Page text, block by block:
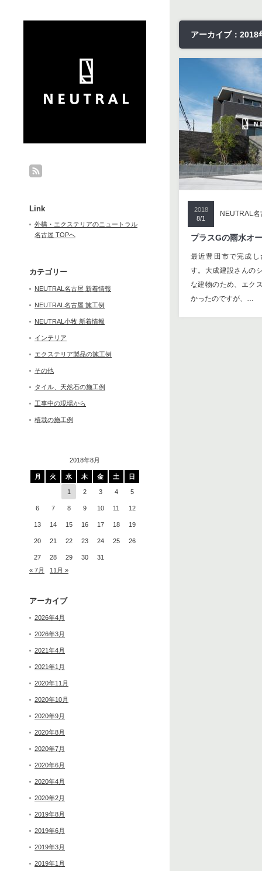
Link
外構・エクステリアのニュートラル
名古屋 TOPへ
カテゴリー
NEUTRAL名古屋 新着情報
NEUTRAL名古屋 施工例
NEUTRAL小牧 新着情報
インテリア
エクステリア製品の施工例
その他
タイル、天然石の施工例
工事中の現場から
植栽の施工例
2018年8月
月 火 水 木 金 土 日
1 2 3 4 5
6 7 8 9 10 11 12
13 14 15 16 17 18 19
20 21 22 23 24 25 26
27 28 29 30
31
« 7月
11月 »
アーカイブ
2026年4月
2026年3月
2021年4月
2021年1月
2020年11月
2020年10月
2020年9月
2020年8月
2020年7月
2020年6月
2020年4月
2020年2月
2019年8月
2019年6月
2019年3月
2019年1月
アーカイブ：2018
2018
8/1
NEUTRAL
プラスGの雨水オ
最近豊田市で完成
す。大成建設さんの
な建物のため、エク
かったのですが、…